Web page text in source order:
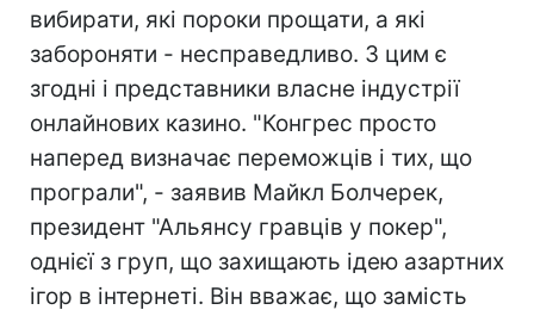
вибирати, які пороки прощати, а які
забороняти - несправедливо. З цим є
згодні і представники власне індустрії
онлайнових казино. "Конгрес просто
наперед визначає переможців і тих, що
програли", - заявив Майкл Болчерек,
президент "Альянсу гравців у покер",
однієї з груп, що захищають ідею азартних
ігор в інтернеті. Він вважає, що замість